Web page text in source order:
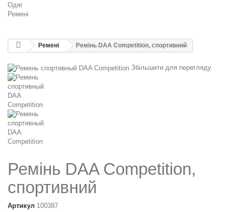
Одяг
Ремені
Ремені Ремінь DAA Competition, спортивний
Збільшити для перегляду
Ремінь DAA Competition,
спортивний
Артикул 100387